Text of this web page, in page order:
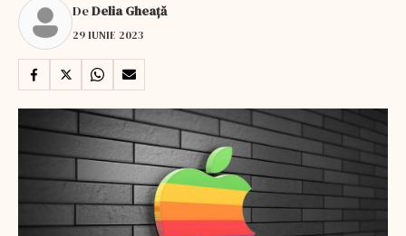
DeDelia Gheață
29 IUNIE 2023